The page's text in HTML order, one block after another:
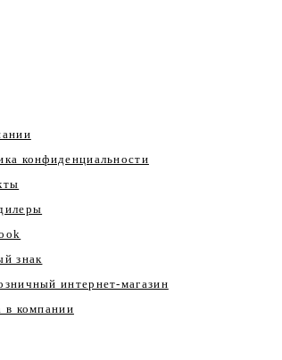
конфиденциальности
знак
интернет-магазин
в компании